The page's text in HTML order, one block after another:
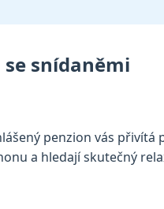
snídaněmi
penzion vás
a hledají skutečný